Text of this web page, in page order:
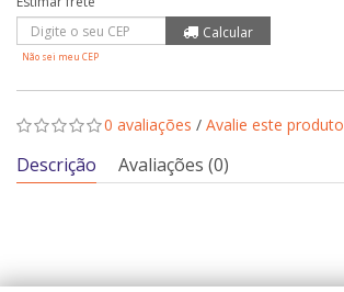
Não sei meu CEP
0 avaliações / Avalie este produto
Descrição Avaliações (0)